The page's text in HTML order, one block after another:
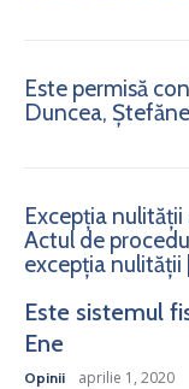
Este permisă
Duncea,
Excepția
Actul de
excepția nulității
Este sistemul
Ene
Opinii aprilie 1, 2020